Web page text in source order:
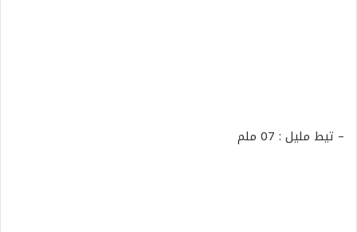
– تيط مليل : 07 ملم